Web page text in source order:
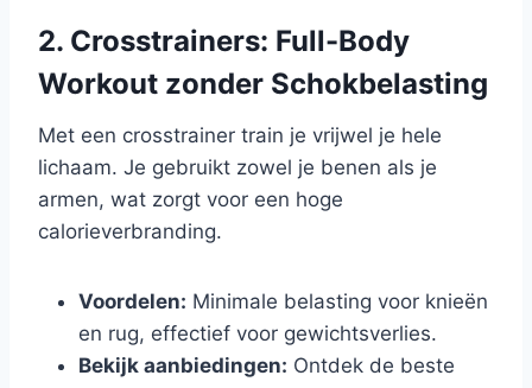
2. Crosstrainers: Full-Body
Workout zonder Schokbelasting
Met een crosstrainer train je vrijwel je hele
lichaam. Je gebruikt zowel je benen als je
armen, wat zorgt voor een hoge
calorieverbranding.
Voordelen: Minimale belasting voor knieën
en rug, effectief voor gewichtsverlies.
Bekijk aanbiedingen: Ontdek de beste